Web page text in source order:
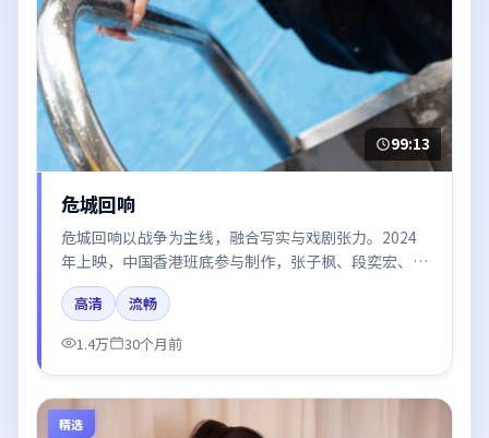
99:13
危城回响
危城回响以战争为主线，融合写实与戏剧张力。2024
年上映，中国香港班底参与制作，张子枫、段奕宏、雷
佳音、刘亦菲、杨幂在片中呈现细腻表演，影像风格统
一，配乐与剪辑强化了情绪曲线。
高清
流畅
1.4万
30个月前
精选